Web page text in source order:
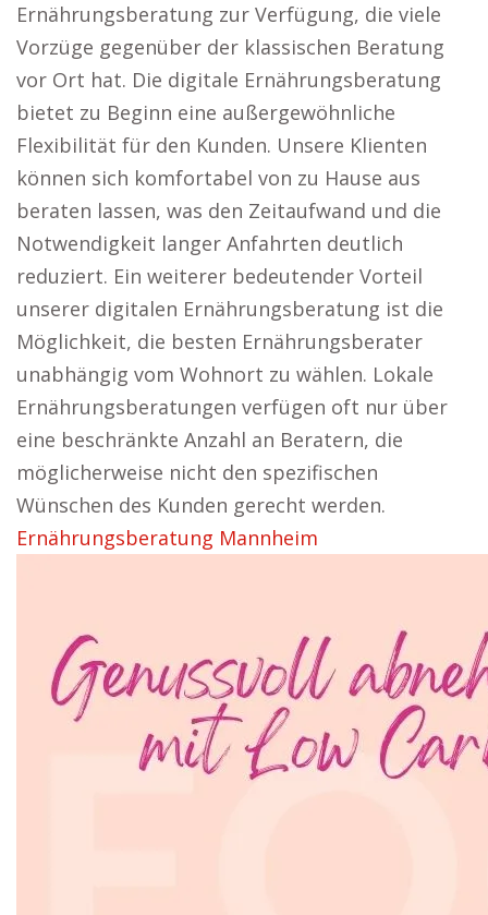
Ernährungsberatung zur Verfügung, die viele
Vorzüge gegenüber der klassischen Beratung
vor Ort hat. Die digitale Ernährungsberatung
bietet zu Beginn eine außergewöhnliche
Flexibilität für den Kunden. Unsere Klienten
können sich komfortabel von zu Hause aus
beraten lassen, was den Zeitaufwand und die
Notwendigkeit langer Anfahrten deutlich
reduziert. Ein weiterer bedeutender Vorteil
unserer digitalen Ernährungsberatung ist die
Möglichkeit, die besten Ernährungsberater
unabhängig vom Wohnort zu wählen. Lokale
Ernährungsberatungen verfügen oft nur über
eine beschränkte Anzahl an Beratern, die
möglicherweise nicht den spezifischen
Wünschen des Kunden gerecht werden.
Ernährungsberatung Mannheim